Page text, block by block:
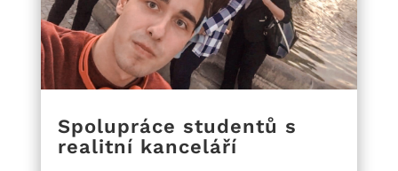
Spolupráce studentů s
realitní kanceláří